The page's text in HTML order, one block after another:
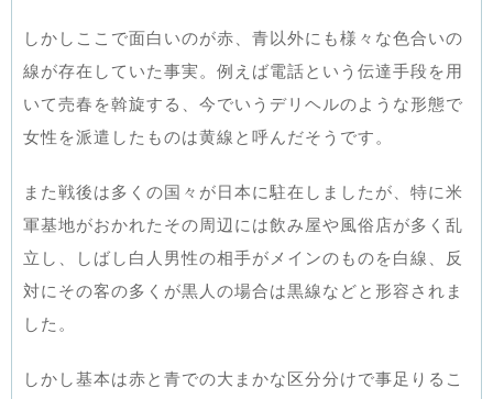
しかしここで面白いのが赤、青以外にも様々な色合いの
線が存在していた事実。例えば電話という伝達手段を用
いて売春を斡旋する、今でいうデリヘルのような形態で
女性を派遣したものは黄線と呼んだそうです。
また戦後は多くの国々が日本に駐在しましたが、特に米
軍基地がおかれたその周辺には飲み屋や風俗店が多く乱
立し、しばし白人男性の相手がメインのものを白線、反
対にその客の多くが黒人の場合は黒線などと形容されま
した。
しかし基本は赤と青での大まかな区分分けで事足りるこ